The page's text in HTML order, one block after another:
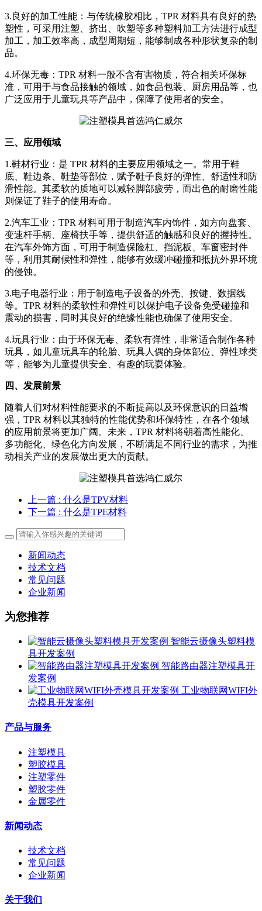
3.良好的加工性能：与传统橡胶相比，TPR 材料具有良好的热
塑性，可采用注塑、挤出、吹塑等多种塑料加工方法进行成型
加工，加工效率高，成型周期短，能够制成各种形状复杂的制
品。
4.环保无毒：TPR 材料一般不含有害物质，符合相关环保标
准，可用于与食品接触的领域，如食品包装、厨房用品等，也
广泛应用于儿童玩具等产品中，保障了使用者的安全。
三、应用领域
1.鞋材行业：是 TPR 材料的主要应用领域之一。常用于鞋
底、鞋边条、鞋垫等部位，赋予鞋子良好的弹性、舒适性和防
滑性能。其柔软的质地可以减轻脚部疲劳，而出色的耐磨性能
则保证了鞋子的使用寿命。
2.汽车工业：TPR 材料可用于制造汽车内饰件，如方向盘套、
变速杆手柄、座椅扶手等，提供舒适的触感和良好的握持性。
在汽车外饰方面，可用于制造保险杠、挡泥板、车窗密封件
等，利用其耐候性和弹性，能够有效缓冲碰撞和抵抗外界环境
的侵蚀。
3.电子电器行业：用于制造电子设备的外壳、按键、数据线
等。TPR 材料的柔软性和弹性可以保护电子设备免受碰撞和
震动的损害，同时其良好的绝缘性能也确保了使用安全。
4.玩具行业：由于环保无毒、柔软有弹性，非常适合制作各种
玩具，如儿童玩具车的轮胎、玩具人偶的身体部位、弹性球类
等，能够为儿童提供安全、有趣的玩耍体验。
四、发展前景
随着人们对材料性能要求的不断提高以及环保意识的日益增
强，TPR 材料以其独特的性能优势和环保特性，在各个领域
的应用前景将更加广阔。未来，TPR 材料将朝着高性能化、
多功能化、绿色化方向发展，不断满足不同行业的需求，为推
动相关产业的发展做出更大的贡献。
上一篇 : 什么是TPV材料
下一篇 : 什么是TPE材料
新闻动态
技术文档
常见问题
企业新闻
为您推荐
智能云摄像头塑料模
具开发案例
智能路由器注塑模具开
发案例
工业物联网WIFI外
壳模具开发案例
产品与服务
注塑模具
塑胶模具
注塑零件
塑胶零件
金属零件
新闻动态
技术文档
常见问题
企业新闻
关于我们